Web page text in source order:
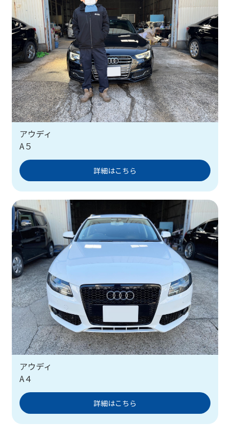
アウディ
A５
詳細はこちら
アウディ
A４
詳細はこちら